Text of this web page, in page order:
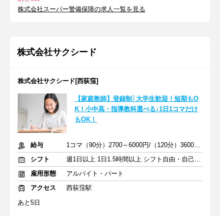
株式会社スーパー警備保障の求人一覧を見る
株式会社サクシード
株式会社サクシード[西荻窪]
【家庭教師】登録制│大学生歓迎！短期もO
K！小中高・指導教科選べる♪1日1コマだけ
もOK！
給与
1コマ（90分）2700～6000円/（120分）3600～1万2000円 +交通費
シフト
週1日以上 1日1.5時間以上 シフト自由・自己申告
雇用形態
アルバイト・パート
アクセス
西荻窪駅
あと5日